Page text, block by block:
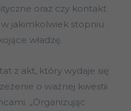
oraz czy kontakt
jakimkolwiek stopniu
władzę.
z akt, który wydaje się
o ważnej kwestii
„Organizując